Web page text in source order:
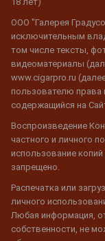
ООО "Галерея
исключительным
том числе тексты,
видеоматериалы
www.cigarpro.ru
пользователю права
содержащийся на
Воспроизведение
частного и личного
использование
запрещено.
Распечатка или
личного
Любая информация,
собственности, не